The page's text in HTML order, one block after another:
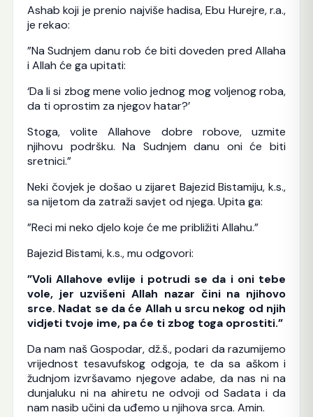
Ashab koji je prenio najviše hadisa, Ebu Hurejre, r.a.,
je rekao:
”Na Sudnjem danu rob će biti doveden pred Allaha
i Allah će ga upitati:
‘Da li si zbog mene volio jednog mog voljenog roba,
da ti oprostim za njegov hatar?’
Stoga, volite Allahove dobre robove, uzmite
njihovu podršku. Na Sudnjem danu oni će biti
sretnici.”
Neki čovjek je došao u zijaret Bajezid Bistamiju, k.s.,
sa nijetom da zatraži savjet od njega. Upita ga:
”Reci mi neko djelo koje će me približiti Allahu.”
Bajezid Bistami, k.s., mu odgovori:
”Voli Allahove evlije i potrudi se da i oni tebe
vole, jer uzvišeni Allah nazar čini na njihovo
srce. Nadat se da će Allah u srcu nekog od njih
vidjeti tvoje ime, pa će ti zbog toga oprostiti.”
Da nam naš Gospodar, dž.š., podari da razumijemo
vrijednost tesavufskog odgoja, te da sa aškom i
žudnjom izvršavamo njegove adabe, da nas ni na
dunjaluku ni na ahiretu ne odvoji od Sadata i da
nam nasib učini da uđemo u njihova srca. Amin.